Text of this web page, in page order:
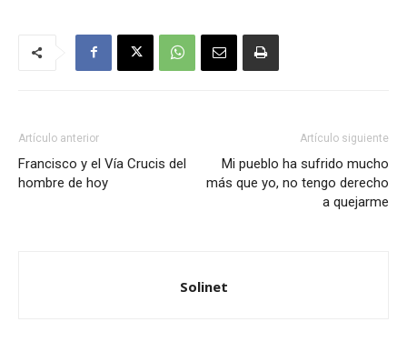
Artículo anterior
Francisco y el Vía Crucis del
hombre de hoy
Artículo siguiente
Mi pueblo ha sufrido mucho
más que yo, no tengo derecho
a quejarme
Solinet